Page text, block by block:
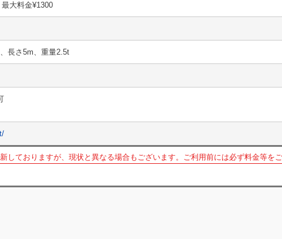
大料金¥1300
長さ5m、重量2.5t
しておりますが、現状と異なる場合もございます。ご利用前には必ず料金等をご